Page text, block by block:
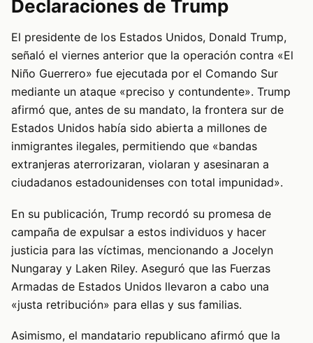
Declaraciones de Trump
El presidente de los Estados Unidos, Donald Trump,
señaló el viernes anterior que la operación contra «El
Niño Guerrero» fue ejecutada por el Comando Sur
mediante un ataque «preciso y contundente». Trump
afirmó que, antes de su mandato, la frontera sur de
Estados Unidos había sido abierta a millones de
inmigrantes ilegales, permitiendo que «bandas
extranjeras aterrorizaran, violaran y asesinaran a
ciudadanos estadounidenses con total impunidad».
En su publicación, Trump recordó su promesa de
campaña de expulsar a estos individuos y hacer
justicia para las víctimas, mencionando a Jocelyn
Nungaray y Laken Riley. Aseguró que las Fuerzas
Armadas de Estados Unidos llevaron a cabo una
«justa retribución» para ellas y sus familias.
Asimismo, el mandatario republicano afirmó que la